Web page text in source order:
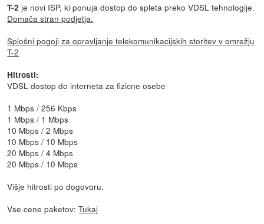
T-2 je novi ISP, ki ponuja dostop do spleta preko VDSL tehnologije.
Domača stran podjetja.
Splošni pogoji za opravljanje telekomunikacijskih storitev v omrežju
T-2
Hitrosti:
VDSL dostop do interneta za fizicne osebe
1 Mbps / 256 Kbps
1 Mbps / 1 Mbps
10 Mbps / 2 Mbps
10 Mbps / 10 Mbps
20 Mbps / 4 Mbps
20 Mbps / 10 Mbps
Višje hitrosti po dogovoru.
Vse cene paketov:Tukaj